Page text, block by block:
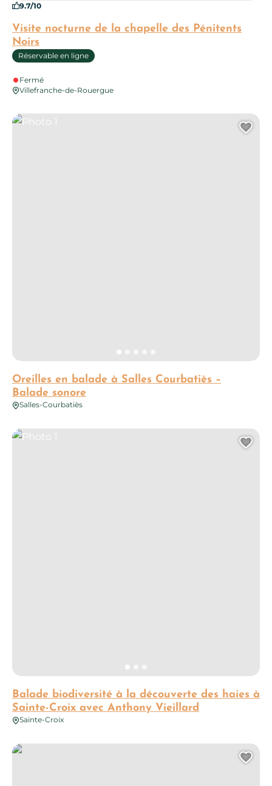
Visite nocturne de la chapelle des Pénitents
Noirs
9.7/10
Réservable en ligne
Fermé
Villefranche-de-Rouergue
Oreilles en balade à Salles Courbatiès –
Balade sonore
Salles-Courbatiès
Photo 1
Balade biodiversité à la découverte des haies à
Sainte-Croix avec Anthony Vieillard
Sainte-Croix
Photo 1
Enquête à la Chartreuse : Cluédo grandeur nature !